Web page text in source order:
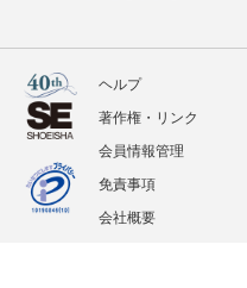
ヘルプ
著作権・リンク
会員情報管理
免責事項
会社概要